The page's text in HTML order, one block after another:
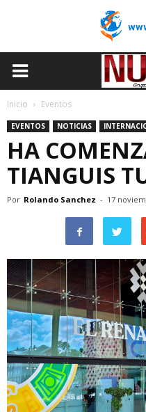
Inicio Eventos
EVENTOS NOTICIAS
HA
TIANGUIS
Por Rolando Sanchez - 17